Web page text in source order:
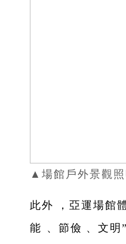
▲場館戶外景觀照
此外，亞運場館
能、節儉、